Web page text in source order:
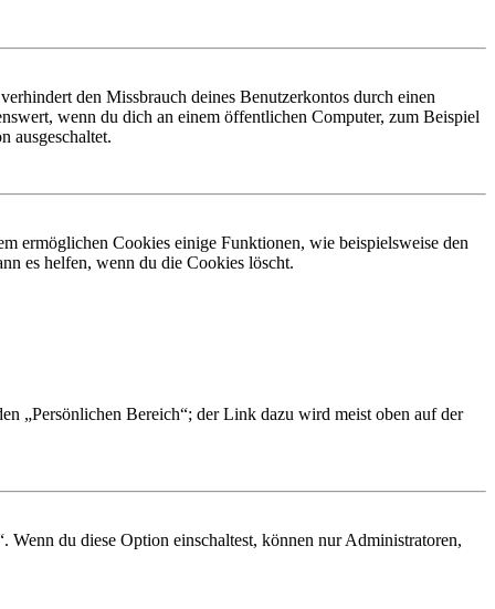
den Missbrauch deines Benutzerkontos durch einen
wenn du dich an einem öffentlichen Computer, zum Beispiel
ausgeschaltet.
ermöglichen Cookies einige Funktionen, wie beispielsweise den
es helfen, wenn du die Cookies löscht.
„Persönlichen Bereich“; der Link dazu wird meist oben auf der
du diese Option einschaltest, können nur Administratoren,